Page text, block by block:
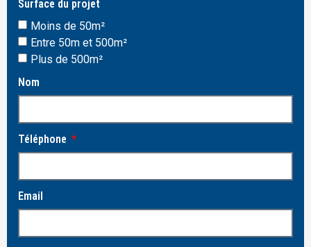
Surface du projet
Moins de 50m²
Entre 50m et 500m²
Plus de 500m²
Nom
Téléphone
Email